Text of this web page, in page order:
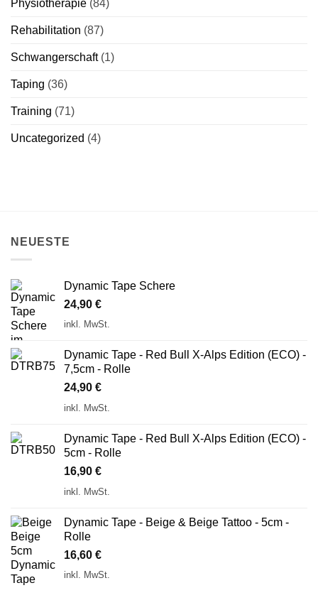
Physiotherapie (84)
Rehabilitation (87)
Schwangerschaft(1)
Taping (36)
Training (71)
Uncategorized (4)
NEUESTE
Dynamic Tape Schere
24,90 €
inkl. MwSt.
Dynamic Tape - Red Bull X-Alps Edition (ECO) -
7,5cm - Rolle
24,90 €
inkl. MwSt.
Dynamic Tape - Red Bull X-Alps Edition (ECO) -
5cm - Rolle
16,90 €
inkl. MwSt.
Dynamic Tape - Beige & Beige Tattoo - 5cm -
Rolle
16,60 €
inkl. MwSt.